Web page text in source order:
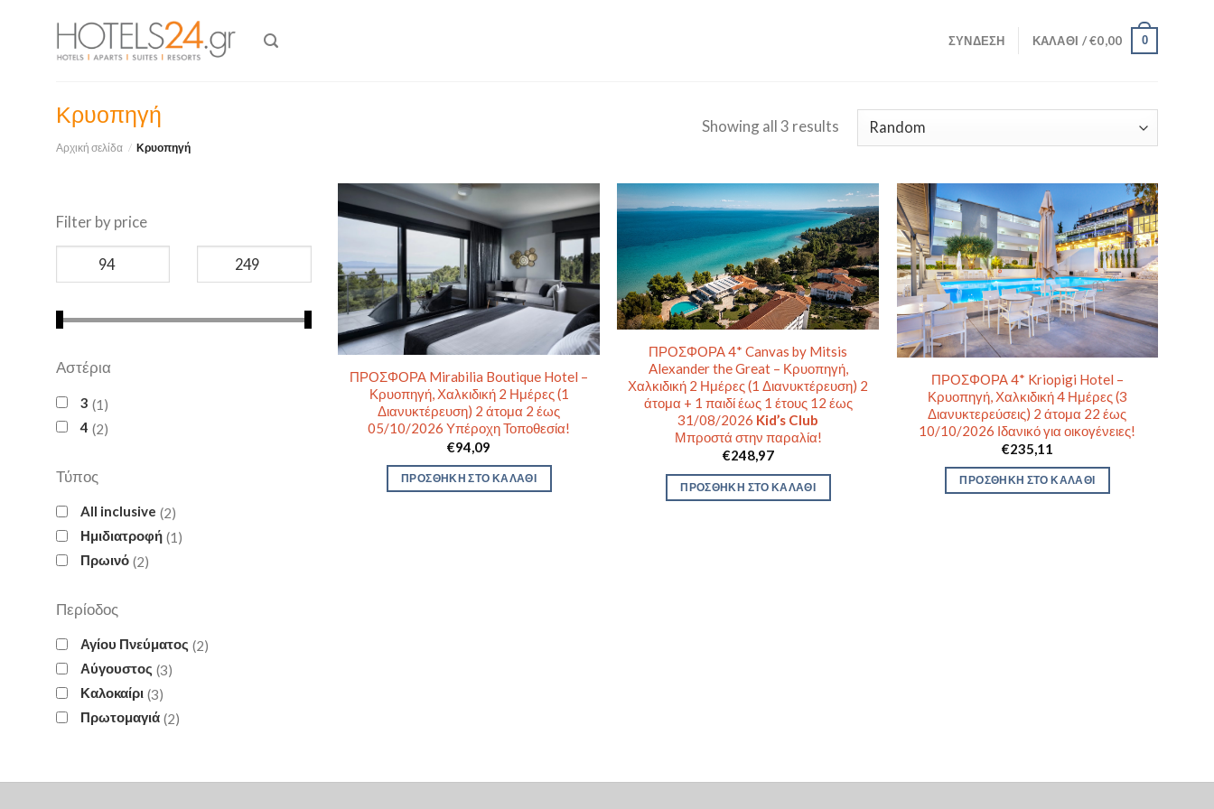
ΣΎΝΔΕΣΗ ΚΑΛΆΘΙ /€0,00 0
Κρυοπηγή
Αρχική σελίδα / Κρυοπηγή
Showing all 3 results
Filter by price
Αστέρια
3 1
4 2
Τύπος
All inclusive 2
Ημιδιατροφή 1
Πρωινό 2
Περίοδος
Αγίου Πνεύματος 2
Αύγουστος 3
Καλοκαίρι 3
Πρωτομαγιά 2
ΠΡΟΣΦΟΡΑ Mirabilia Boutique Hotel –
Κρυοπηγή, Χαλκιδική 2 Ημέρες (1
Διανυκτέρευση) 2 άτομα 2 έως
05/10/2026 Υπέροχη Τοποθεσία!
€94,09
ΠΡΟΣΘΉΚΗ ΣΤΟ ΚΑΛΆΘΙ
ΠΡΟΣΦΟΡΑ 4* Canvas by Mitsis
Alexander the Great – Κρυοπηγή,
Χαλκιδική 2 Ημέρες (1 Διανυκτέρευση) 2
άτομα + 1 παιδί έως 1 έτους 12 έως
31/08/2026 Kid’s Club
Μπροστά στην παραλία!
€248,97
ΠΡΟΣΘΉΚΗ ΣΤΟ ΚΑΛΆΘΙ
ΠΡΟΣΦΟΡΑ 4* Kriopigi Hotel –
Κρυοπηγή, Χαλκιδική 4 Ημέρες (3
Διανυκτερεύσεις) 2 άτομα 22 έως
10/10/2026 Ιδανικό για οικογένειες!
€235,11
ΠΡΟΣΘΉΚΗ ΣΤΟ ΚΑΛΆΘΙ